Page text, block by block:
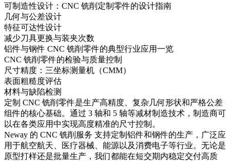
可制造性设计：CNC 铣削定制零件的设计指南
几何与公差设计
特征可达性设计
减少刀具更换与装夹次数
铝件与钢件 CNC 铣削零件的典型行业应用一览
CNC 铣削零件的检验与质量控制
尺寸精度：三坐标测量机（CMM）
表面粗糙度评估
材料与缺陷检测
定制 CNC 铣削零件是生产高精度、复杂几何形状和严格公差
组件的核心基础。通过 3 轴和 5 轴等减材制造技术，制造商可
以在各类应用中实现高度精准的尺寸控制。
Neway 的 CNC 铣削服务 支持定制铝件和钢件的生产，广泛应
用于航空航天、医疗器械、能源以及消费电子等行业。无论是
原型打样还是批量生产，我们都能在短交期内稳定交付高质